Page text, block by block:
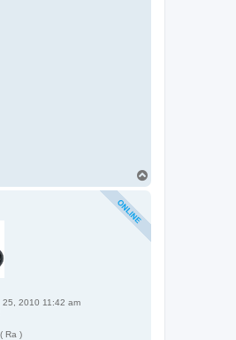
25, 2010 11:42 am
Ra )